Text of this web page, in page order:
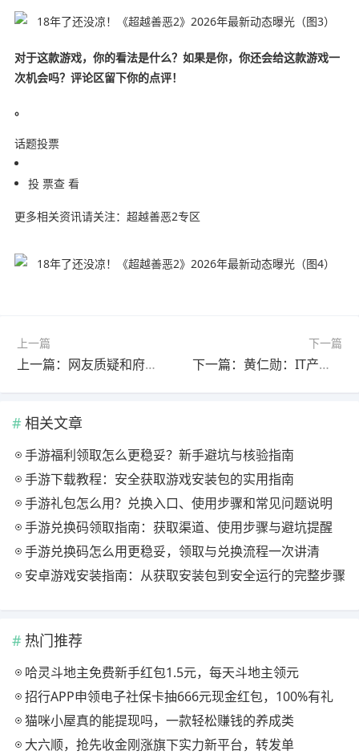
对于这款游戏，你的看法是什么？如果是你，你还会给这款游戏一
次机会吗？评论区留下你的点评！
。
话题投票
投 票查 看
更多相关资讯请关注：超越善恶2专区
上一篇
上一篇：网友质疑和府捞面是预制菜：只有面条是现煮的
下一篇
下一篇：黄仁勋：IT产业过去三十年计算基础设施都需全面重塑
相关文章
手游福利领取怎么更稳妥？新手避坑与核验指南
手游下载教程：安全获取游戏安装包的实用指南
手游礼包怎么用？兑换入口、使用步骤和常见问题说明
手游兑换码领取指南：获取渠道、使用步骤与避坑提醒
手游兑换码怎么用更稳妥，领取与兑换流程一次讲清
安卓游戏安装指南：从获取安装包到安全运行的完整步骤
热门推荐
哈灵斗地主免费新手红包1.5元，每天斗地主领元
招行APP申领电子社保卡抽666元现金红包，100%有礼
猫咪小屋真的能提现吗，一款轻松赚钱的养成类
大六顺，抢先收金刚涨旗下实力新平台，转发单